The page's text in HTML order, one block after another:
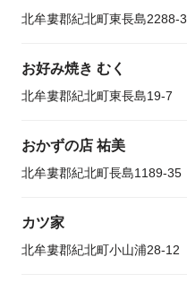
北牟婁郡紀北町東長島2288-3
お好み焼き むく
北牟婁郡紀北町東長島19-7
おかずの店 祐美
北牟婁郡紀北町長島1189-35
カツ家
北牟婁郡紀北町小山浦28-12